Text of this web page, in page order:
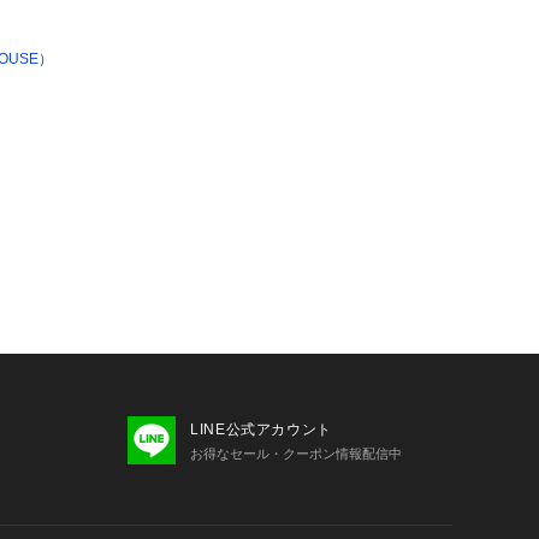
）
LINE公式アカウント
お得なセール・クーポン情報配信中